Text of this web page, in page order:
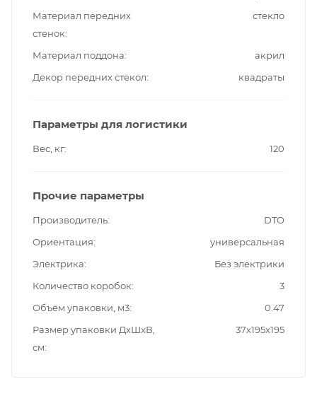
Материал передних
стенок
стекло
Материал поддона
акрил
Декор передних стекол
квадраты
Параметры для логистики
Вес, кг 120
Прочие параметры
Производитель
DTO
Ориентация
универсальная
Электрика
Без электрики
Количество коробок
3
Объём упаковки, м3
0.47
Размер упаковки ДxШxВ,
см
37x195x195